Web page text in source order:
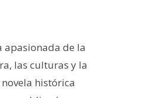
apasionada de la
las culturas y la
histórica